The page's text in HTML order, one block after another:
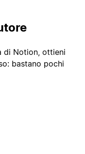
di Notion, ottieni
bastano pochi